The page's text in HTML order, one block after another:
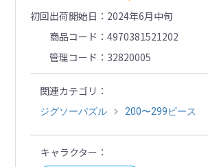
初回出荷開始日
2024年6月中旬
商品コード
4970381521202
管理コード
32820005
関連カテゴリ
ジグソーパズル 200〜299ピース
キャラクター